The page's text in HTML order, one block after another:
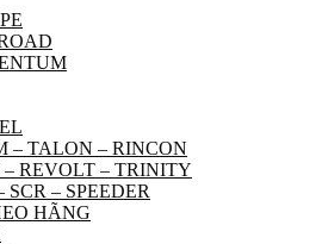
– TALON – RINCON
– REVOLT – TRINITY
SCR – SPEEDER
HÃNG